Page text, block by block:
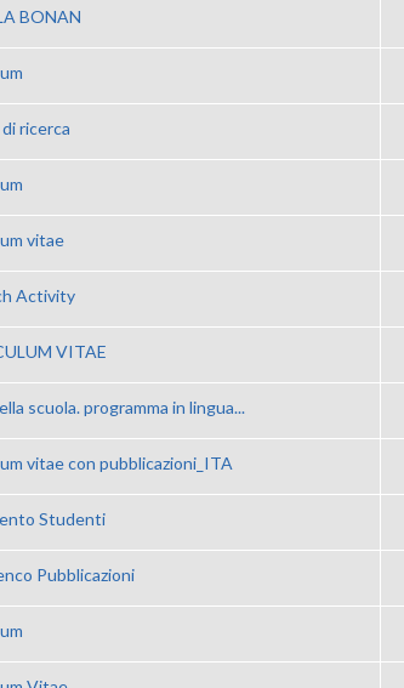
BONAN
ricerca
vitae
Activity
VITAE
scuola. programma in lingua...
vitae con pubblicazioni_ITA
Studenti
Pubblicazioni